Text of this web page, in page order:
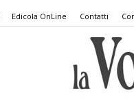
Edicola OnLine Contatti